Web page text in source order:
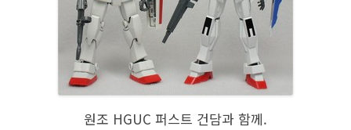
원조 HGUC 퍼스트 건담과 함께.